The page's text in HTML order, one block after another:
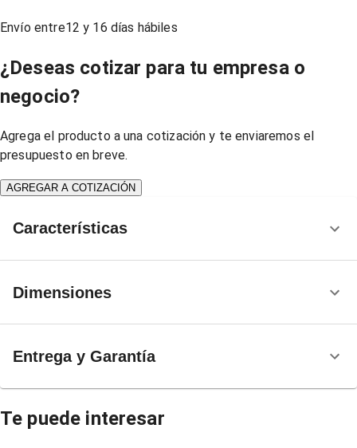
Envío entre12 y 16 días hábiles
¿Deseas cotizar para tu empresa o
negocio?
Agrega el producto a una cotización y te enviaremos el
presupuesto en breve.
AGREGAR A COTIZACIÓN
Características
Dimensiones
Entrega y Garantía
Te puede interesar